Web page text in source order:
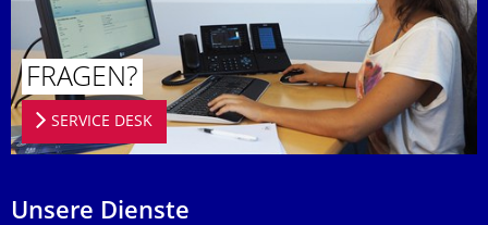
FRAGEN?
SERVICE DESK
Unsere Dienste